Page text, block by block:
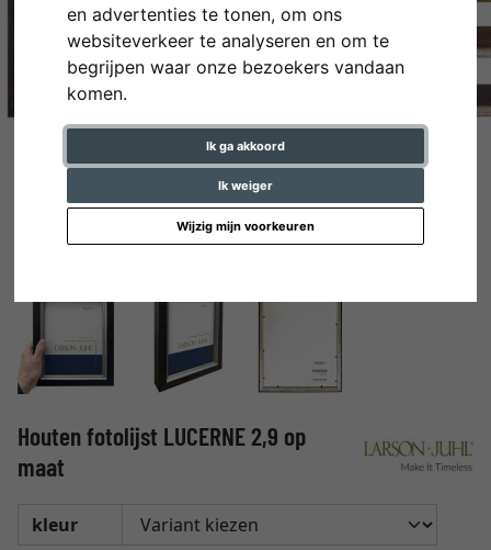
en advertenties te tonen, om ons
websiteverkeer te analyseren en om te
begrijpen waar onze bezoekers vandaan
komen.
Ik ga akkoord
Ik weiger
Wijzig mijn voorkeuren
Houten fotolijst LUCERNE 2,9 op
maat
kleur